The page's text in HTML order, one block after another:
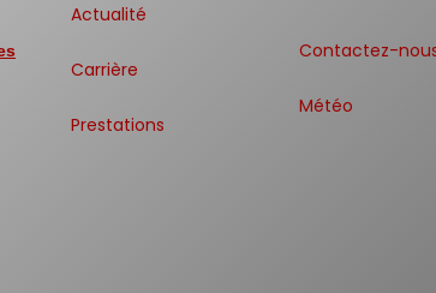
Actualité
Carrière
Prestations
Contactez-
Météo